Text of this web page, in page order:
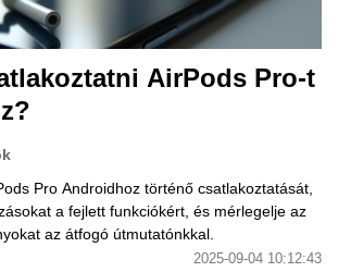
AirPods Pro-t
Pro Androidhoz történő csatlakoztatását,
a fejlett funkciókért, és mérlegelje az
az átfogó útmutatónkkal.
2025-09-04 10:12:43